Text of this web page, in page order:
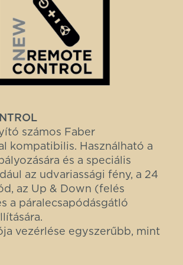
számos Faber
kompatibilis. Használható a
és a speciális
az udvariassági fény, a 24
az Up & Down (felés
a páralecsapódásgátló
vezérlése egyszerűbb, mint